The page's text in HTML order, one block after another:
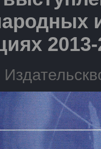
2013-